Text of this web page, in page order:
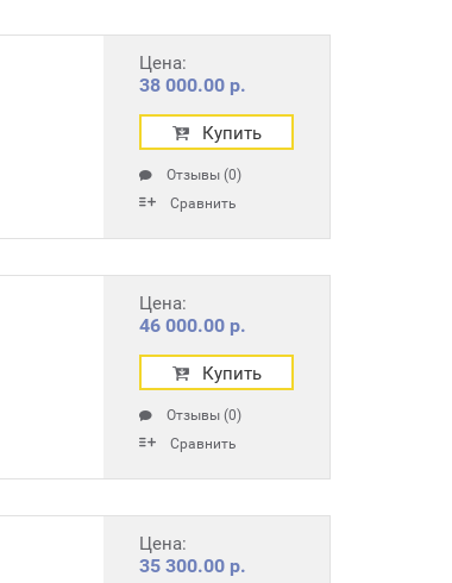
Цена:
38 000.00 р.
Купить
Отзывы (0)
Сравнить
Цена:
46 000.00 р.
Купить
Отзывы (0)
Сравнить
Цена:
35 300.00 р.